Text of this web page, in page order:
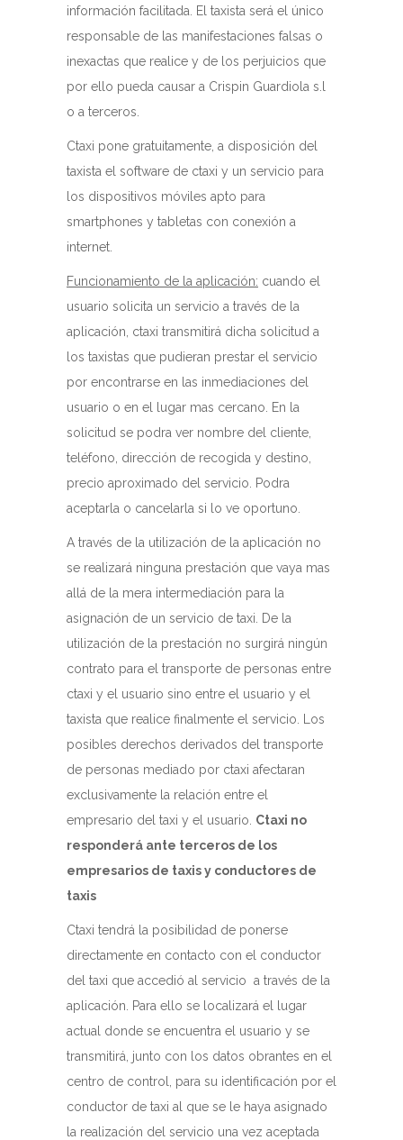
información facilitada. El taxista será el único
responsable de las manifestaciones falsas o
inexactas que realice y de los perjuicios que
por ello pueda causar a Crispin Guardiola s.l
o a terceros.
Ctaxi pone gratuitamente, a disposición del
taxista el software de ctaxi y un servicio para
los dispositivos móviles apto para
smartphones y tabletas con conexión a
internet.
Funcionamiento de la aplicación: cuando el
usuario solicita un servicio a través de la
aplicación, ctaxi transmitirá dicha solicitud a
los taxistas que pudieran prestar el servicio
por encontrarse en las inmediaciones del
usuario o en el lugar mas cercano. En la
solicitud se podra ver nombre del cliente,
teléfono, dirección de recogida y destino,
precio aproximado del servicio. Podra
aceptarla o cancelarla si lo ve oportuno.
A través de la utilización de la aplicación no
se realizará ninguna prestación que vaya mas
allá de la mera intermediación para la
asignación de un servicio de taxi. De la
utilización de la prestación no surgirá ningún
contrato para el transporte de personas entre
ctaxi y el usuario sino entre el usuario y el
taxista que realice finalmente el servicio. Los
posibles derechos derivados del transporte
de personas mediado por ctaxi afectaran
exclusivamente la relación entre el
empresario del taxi y el usuario. Ctaxi no
responderá ante terceros de los
empresarios de taxis y conductores de
taxis
Ctaxi tendrá la posibilidad de ponerse
directamente en contacto con el conductor
del taxi que accedió al servicio a través de la
aplicación. Para ello se localizará el lugar
actual donde se encuentra el usuario y se
transmitirá, junto con los datos obrantes en el
centro de control, para su identificación por el
conductor de taxi al que se le haya asignado
la realización del servicio una vez aceptada